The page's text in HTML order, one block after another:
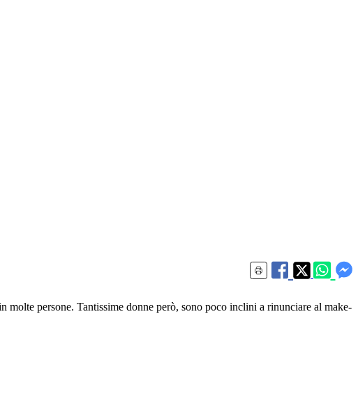
molte persone. Tantissime donne però, sono poco inclini a rinunciare al make-